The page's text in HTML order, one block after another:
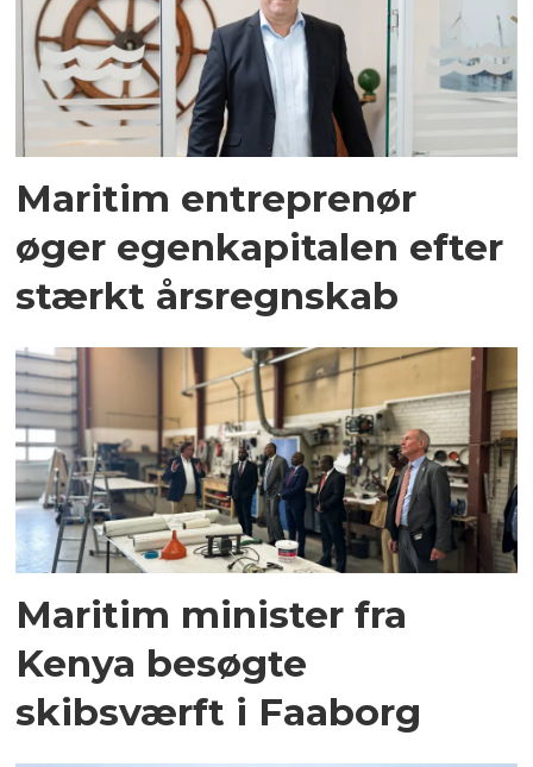
Maritim entreprenør
øger egenkapitalen efter
stærkt årsregnskab
Maritim minister fra
Kenya besøgte
skibsværft i Faaborg